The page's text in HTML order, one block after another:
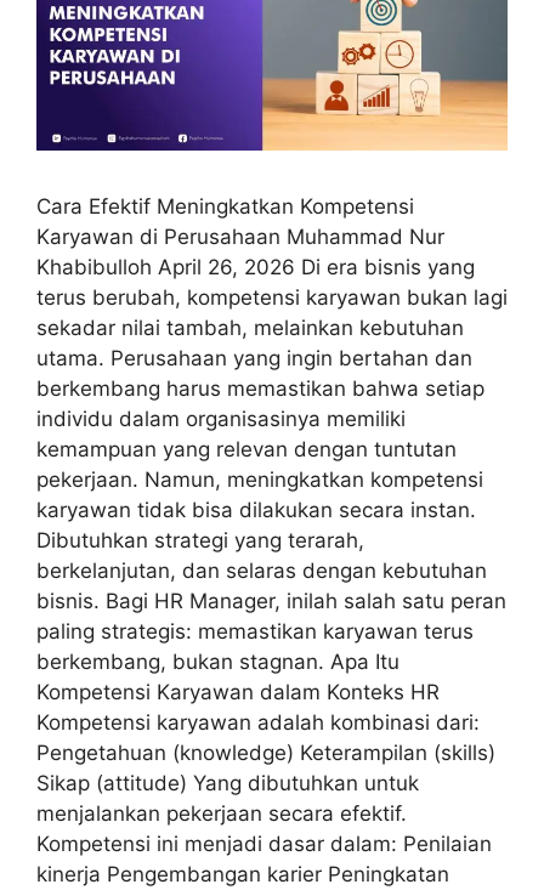
Cara Efektif Meningkatkan Kompetensi
Karyawan di Perusahaan Muhammad Nur
Khabibulloh April 26, 2026 Di era bisnis yang
terus berubah, kompetensi karyawan bukan lagi
sekadar nilai tambah, melainkan kebutuhan
utama. Perusahaan yang ingin bertahan dan
berkembang harus memastikan bahwa setiap
individu dalam organisasinya memiliki
kemampuan yang relevan dengan tuntutan
pekerjaan. Namun, meningkatkan kompetensi
karyawan tidak bisa dilakukan secara instan.
Dibutuhkan strategi yang terarah,
berkelanjutan, dan selaras dengan kebutuhan
bisnis. Bagi HR Manager, inilah salah satu peran
paling strategis: memastikan karyawan terus
berkembang, bukan stagnan. Apa Itu
Kompetensi Karyawan dalam Konteks HR
Kompetensi karyawan adalah kombinasi dari:
Pengetahuan (knowledge) Keterampilan (skills)
Sikap (attitude) Yang dibutuhkan untuk
menjalankan pekerjaan secara efektif.
Kompetensi ini menjadi dasar dalam: Penilaian
kinerja Pengembangan karier Peningkatan